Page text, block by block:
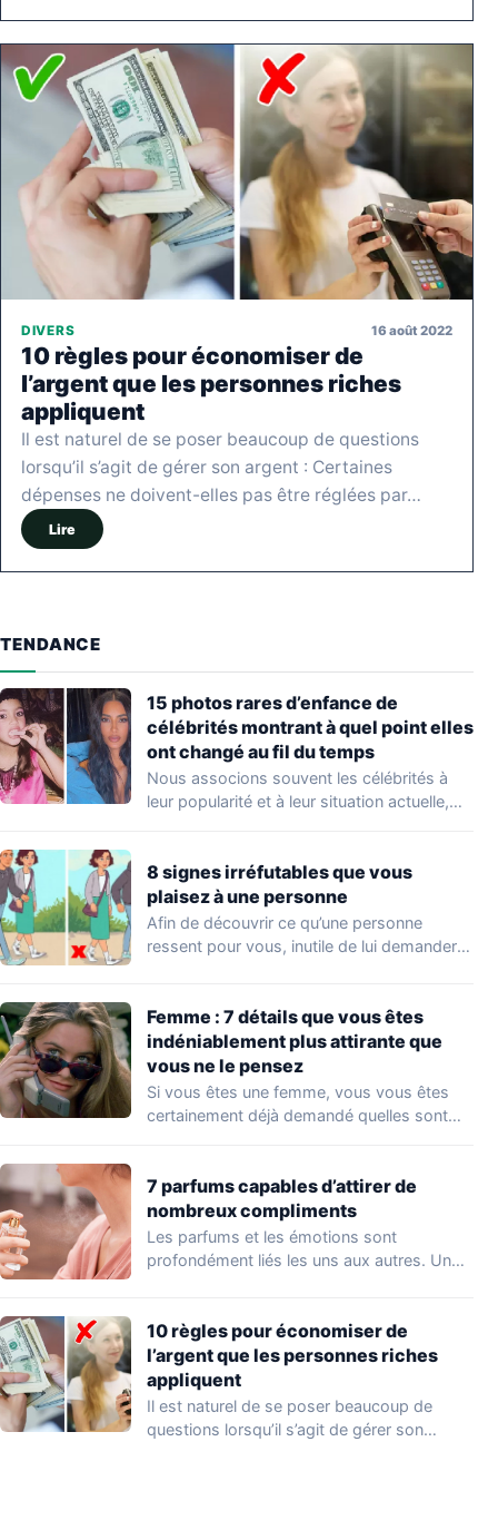
DIVERS 16 août 2022
10 règles pour économiser de
l’argent que les personnes riches
appliquent
Il est naturel de se poser beaucoup de questions
lorsqu’il s’agit de gérer son argent : Certaines
dépenses ne doivent-elles pas être réglées par…
Lire
TENDANCE
15 photos rares d’enfance de
célébrités montrant à quel point elles
ont changé au fil du temps
Nous associons souvent les célébrités à
leur popularité et à leur situation actuelle,
8 signes irréfutables que vous
plaisez à une personne
Afin de découvrir ce qu’une personne
ressent pour vous, inutile de lui demander
Femme : 7 détails que vous êtes
indéniablement plus attirante que
vous ne le pensez
Si vous êtes une femme, vous vous êtes
certainement déjà demandé quelles sont
7 parfums capables d’attirer de
nombreux compliments
Les parfums et les émotions sont
profondément liés les uns aux autres. Un
10 règles pour économiser de
l’argent que les personnes riches
appliquent
Il est naturel de se poser beaucoup de
questions lorsqu’il s’agit de gérer son…